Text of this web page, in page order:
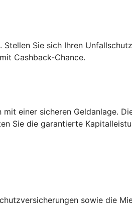
Sie sich Ihren
Cashback-Chance.
einer sicheren Geldanlage.
Sie die garantierte
sowie die